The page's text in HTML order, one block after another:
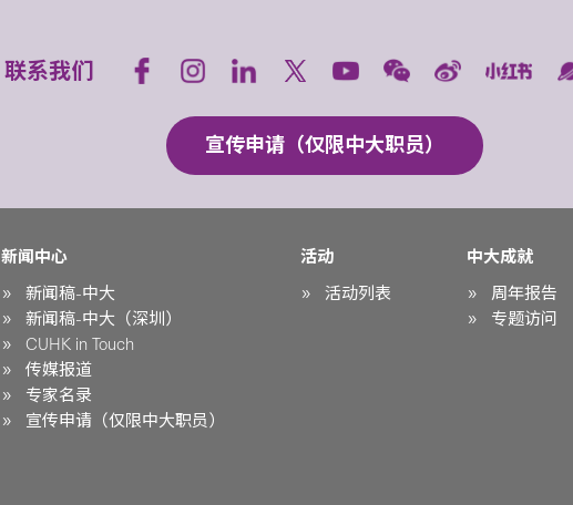
联系我们
宣传申请（仅限中大职员）
新闻中心
新闻稿-中大
新闻稿-中大（深圳）
CUHK in Touch
传媒报道
专家名录
宣传申请（仅限中大职员）
活动
活动列表
中大成就
周年报告
专题访问